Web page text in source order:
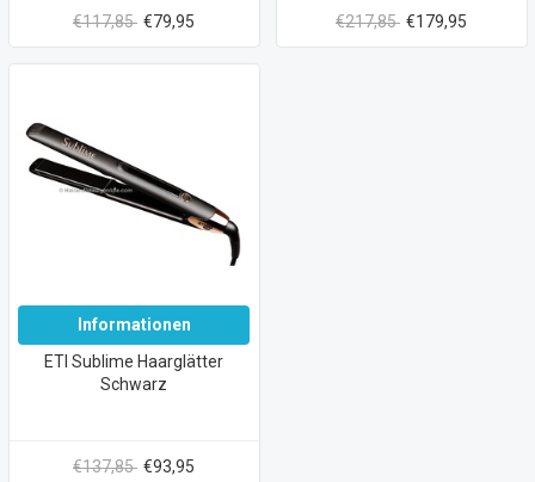
€117,85 €79,95 €217,85 €179,95
Informationen
ETI Sublime Haarglätter
Schwarz
€137,85 €93,95